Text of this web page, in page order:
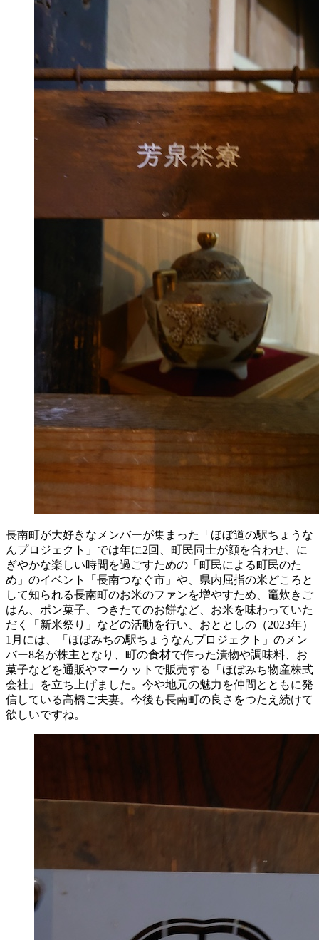
長南町が大好きなメンバーが集まった「ほぼ道の駅ちょうな
んプロジェクト」では年に2回、町民同士が顔を合わせ、に
ぎやかな楽しい時間を過ごすための「町民による町民のた
め」のイベント「長南つなぐ市」や、県内屈指の米どころと
して知られる長南町のお米のファンを増やすため、 竈炊きご
はん、ポン菓子、つきたてのお餅など、お米を味わっていた
だく「新米祭り」などの活動を行い、おととしの（2023年）
1月には、「ほぼみちの駅ちょうなんプロジェクト」のメン
バー8名が株主となり、町の食材で作った漬物や調味料、お
菓子などを通販やマーケットで販売する「ほぼみち物産株式
会社」を立ち上げました。今や地元の魅力を仲間とともに発
信している高橋ご夫妻。今後も長南町の良さをつたえ続けて
欲しいですね。